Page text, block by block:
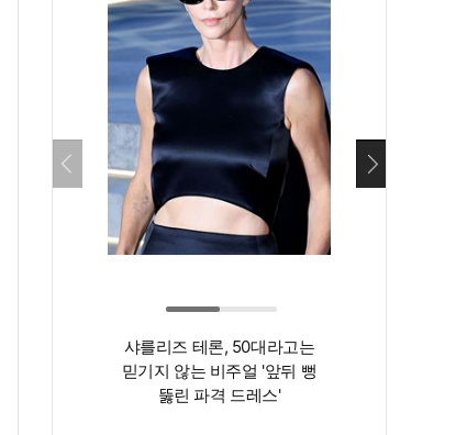
샤를리즈 테론, 50대라고는
믿기지 않는 비주얼 '앞뒤 뻥
뚫린 파격 드레스'